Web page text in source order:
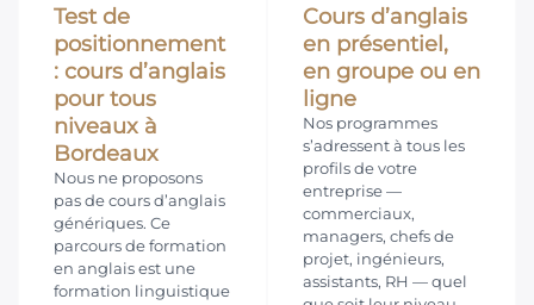
Test de
positionnement
: cours d’anglais
pour tous
niveaux à
Bordeaux
Nous ne proposons
pas de cours d’anglais
génériques. Ce
parcours de formation
en anglais est une
formation linguistique
Cours d’anglais
en présentiel,
en groupe ou en
ligne
Nos programmes
s’adressent à tous les
profils de votre
entreprise —
commerciaux,
managers, chefs de
projet, ingénieurs,
assistants, RH — quel